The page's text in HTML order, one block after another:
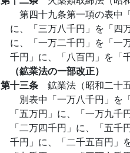
第四十九条第一項の表中
に、「三万八千円」を「四
に、「一万二千円」を「一
千円」に、「八百円」を「
（鉱業法の一部改正）
第十三条 鉱業法（昭和二十
別表中「一万八千円」を
「五万円」に、「一万九
「二万四千円」に、「五
千円」に、「二千五百円」